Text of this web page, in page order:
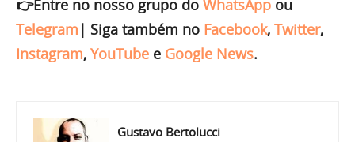
👉Entre no nosso grupo do WhatsApp ou
Telegram | Siga também no Facebook, Twitter,
Instagram, YouTube e Google News.
Gustavo Bertolucci